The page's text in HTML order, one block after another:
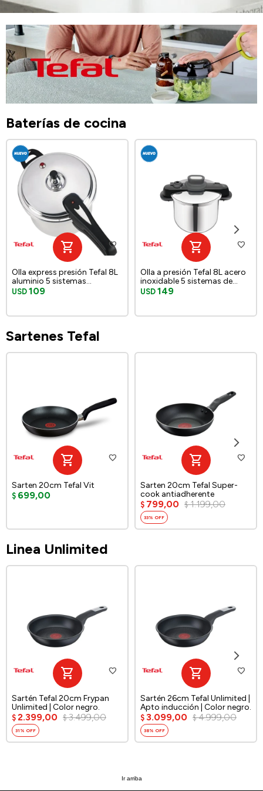
Baterías de cocina
Olla express presión Tefal 8L
aluminio 5 sistemas
seguridad c/tapa
USD 109
Olla a presión Tefal 8L acero
inoxidable 5 sistemas de
seguridad compatible
USD 149
Sartenes Tefal
Sarten 20cm Tefal Vit
$ 699,00
Sarten 20cm Tefal Super-
cook antiadherente
$ 799,00 $ 1.199,00
33
Linea Unlimited
Sartén Tefal 20cm Frypan
Unlimited | Color negro.
$ 2.399,00 $ 3.499,00
31
Sartén 26cm Tefal Unlimited |
Apto inducción | Color negro.
$ 3.099,00 $ 4.999,00
38
Ir arriba